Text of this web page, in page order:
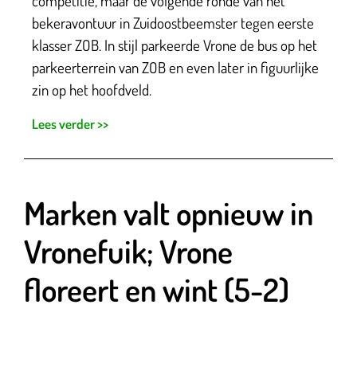
bekeravontuur in Zuidoostbeemster tegen eerste
klasser ZOB. In stijl parkeerde Vrone de bus op het
parkeerterrein van ZOB en even later in figuurlijke
zin op het hoofdveld.
Lees verder >>
Marken valt opnieuw in
Vronefuik; Vrone
floreert en wint (5-2)